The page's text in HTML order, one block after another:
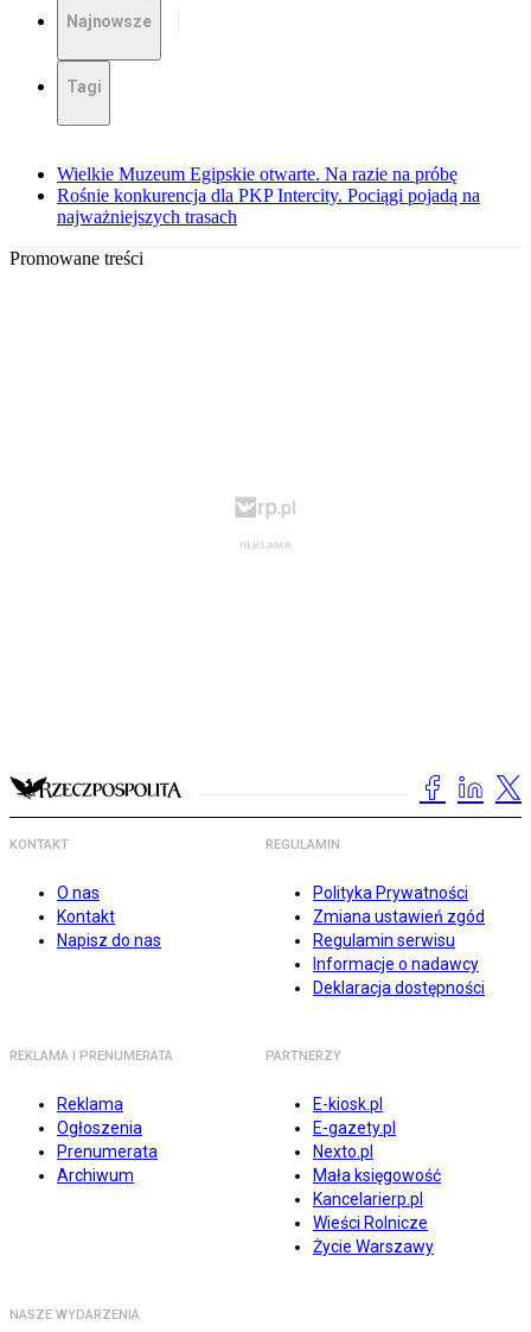
Najnowsze
Tagi
Wielkie Muzeum Egipskie otwarte. Na razie na próbę
Rośnie konkurencja dla PKP Intercity. Pociągi pojadą na
najważniejszych trasach
Promowane treści
KONTAKT
O nas
Kontakt
Napisz do nas
REGULAMIN
Polityka Prywatności
Zmiana ustawień zgód
Regulamin serwisu
Informacje o nadawcy
Deklaracja dostępności
REKLAMA I PRENUMERATA
Reklama
Ogłoszenia
Prenumerata
Archiwum
PARTNERZY
E-kiosk.pl
E-gazety.pl
Nexto.pl
Mała księgowość
Kancelarierp.pl
Wieści Rolnicze
Życie Warszawy
NASZE WYDARZENIA